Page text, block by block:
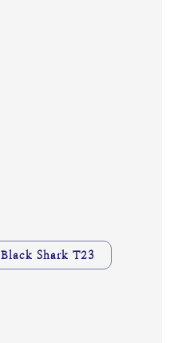
Black Shark T23